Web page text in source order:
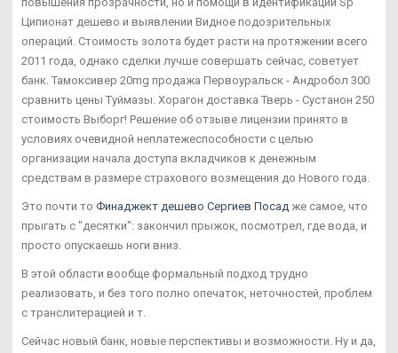
Ципионат дешево и выявлении Видное подозрительных
операций. Стоимость золота будет расти на протяжении всего
2011 года, однако сделки лучше совершать сейчас, советует
банк. Тамоксивер 20mg продажа Первоуральск - Андробол 300
сравнить цены Туймазы. Хорагон доставка Тверь - Сустанон 250
стоимость Выборг! Решение об отзыве лицензии принято в
условиях очевидной неплатежеспособности с целью
организации начала доступа вкладчиков к денежным
средствам в размере страхового возмещения до Нового года.
Это почти то Финаджект дешево Сергиев Посад же самое, что
прыгать с "десятки": закончил прыжок, посмотрел, где вода, и
просто опускаешь ноги вниз.
В этой области вообще формальный подход трудно
реализовать, и без того полно опечаток, неточностей, проблем
с транслитерацией и т.
Сейчас новый банк, новые перспективы и возможности. Ну и да,